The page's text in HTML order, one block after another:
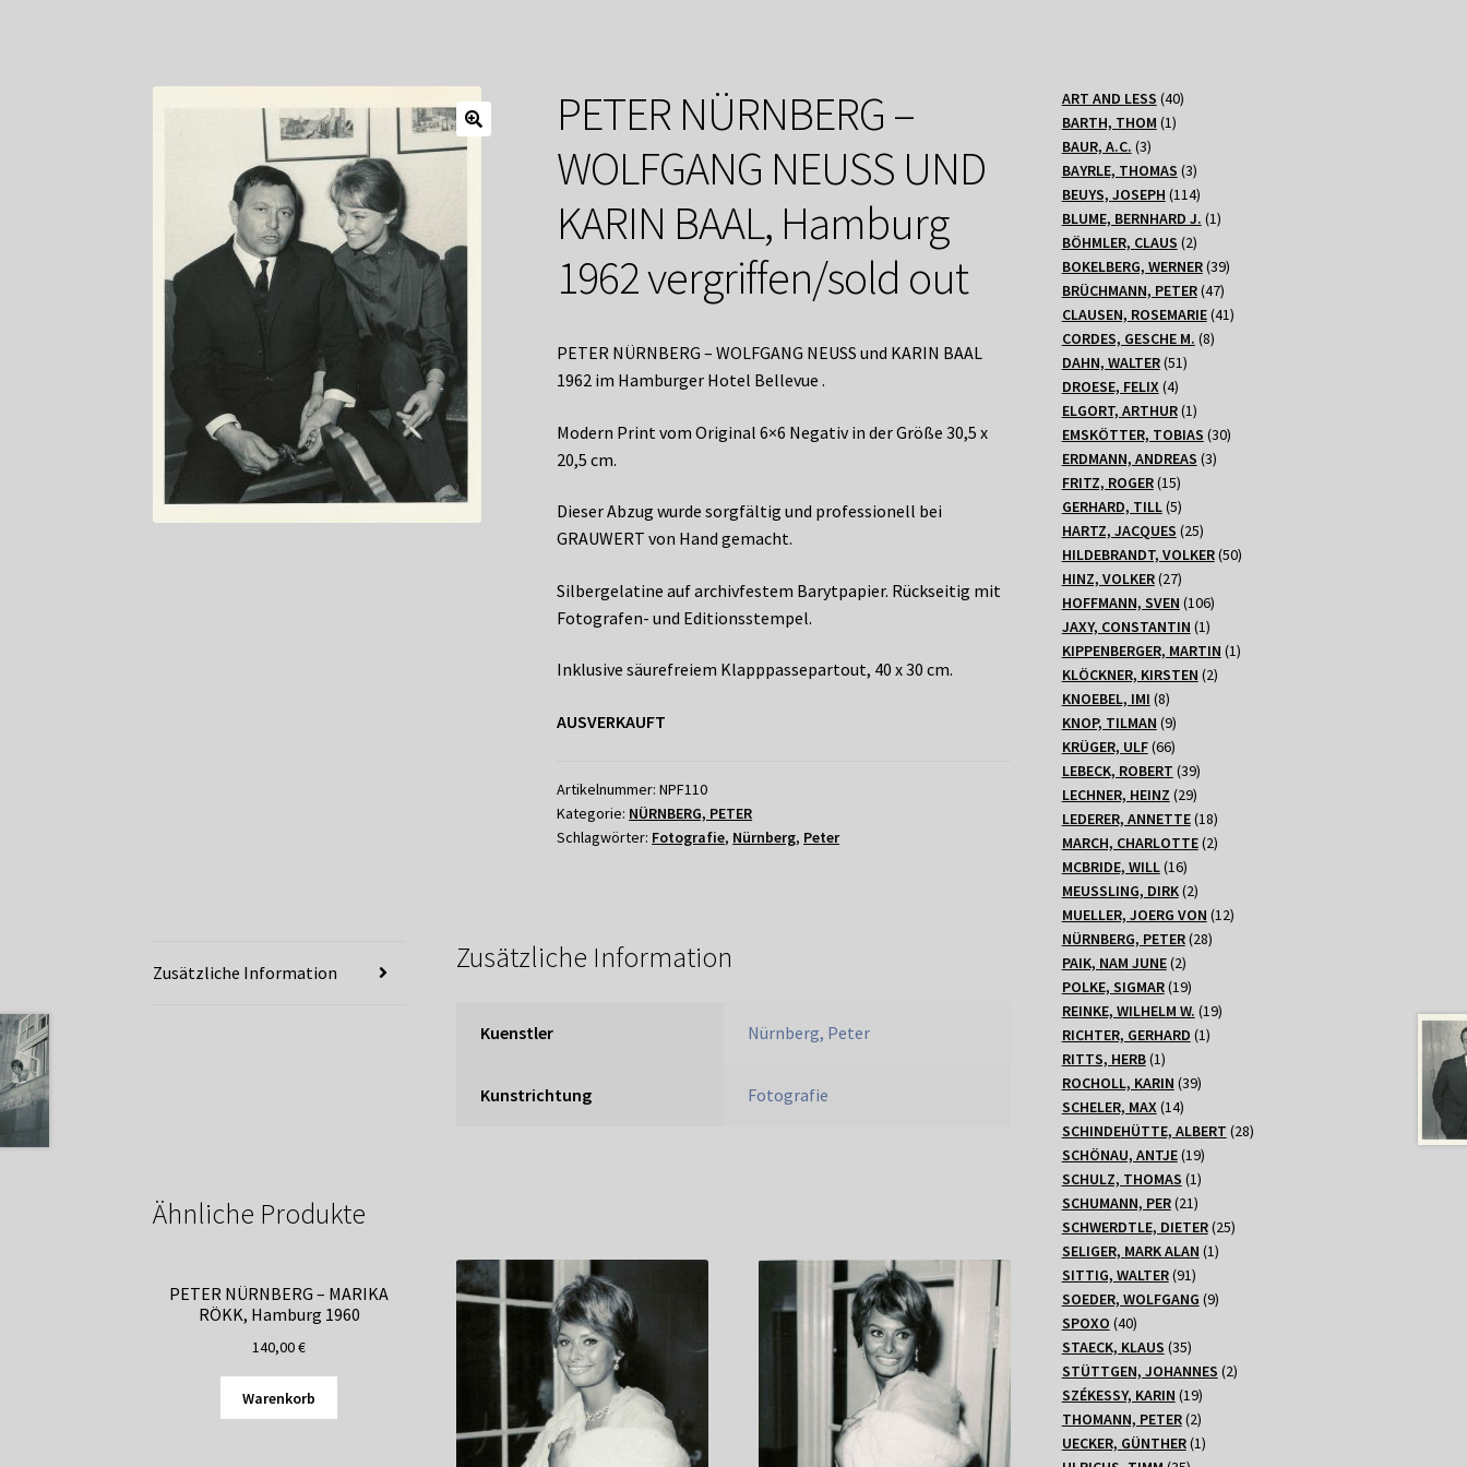
PETER NÜRNBERG –
WOLFGANG NEUSS UND
KARIN BAAL, Hamburg
1962 vergriffen/sold out
PETER NÜRNBERG – WOLFGANG NEUSS und KARIN BAAL
1962 im Hamburger Hotel Bellevue .
Modern Print vom Original 6×6 Negativ in der Größe 30,5 x
20,5 cm.
Dieser Abzug wurde sorgfältig und professionell bei
GRAUWERT von Hand gemacht.
Silbergelatine auf archivfestem Barytpapier. Rückseitig mit
Fotografen- und Editionsstempel.
Inklusive säurefreiem Klapppassepartout, 40 x 30 cm.
AUSVERKAUFT
Artikelnummer:NPF110
Kategorie: NÜRNBERG, PETER
Schlagwörter: Fotografie, Nürnberg, Peter
Zusätzliche Information Zusätzliche Information
Kuenstler Nürnberg, Peter
Kunstrichtung Fotografie
Ähnliche Produkte
PETER NÜRNBERG – MARIKA
RÖKK, Hamburg 1960
140,00€
Warenkorb
ART AND LESS 4040
BARTH, THOM 11
BAUR, A.C. 33
Produkte
BAYRLE, THOMAS 33
Produkte
BEUYS, JOSEPH 114114
Produkte
BLUME, BERNHARD J. 11
BÖHMLER, CLAUS 22
Produkte
BOKELBERG, WERNER 3939
BRÜCHMANN, PETER 4747
Produkte
CLAUSEN, ROSEMARIE 4141
CORDES, GESCHE M. 88
DAHN, WALTER 5151
DROESE, FELIX 44
Produkte
ELGORT, ARTHUR 11
Produkt
EMSKÖTTER, TOBIAS 3030
ERDMANN, ANDREAS 33
FRITZ, ROGER 1515
Produkte
GERHARD, TILL 55
Produkte
HARTZ, JACQUES 2525
Produkte
HILDEBRANDT, VOLKER 5050
HINZ, VOLKER 2727
Produkte
HOFFMANN, SVEN 106106
Produkte
JAXY, CONSTANTIN 11
Produkt
KIPPENBERGER, MARTIN 11
KLÖCKNER, KIRSTEN 22
KNOEBEL, IMI 88
Produkte
KNOP, TILMAN 99
Produkte
KRÜGER, ULF 6666
Produkte
LEBECK, ROBERT 3939
Produkte
LECHNER, HEINZ 2929
Produkte
LEDERER, ANNETTE 1818
Produkte
MARCH, CHARLOTTE 22
MCBRIDE, WILL 1616
Produkte
MEUSSLING, DIRK 22
Produkte
MUELLER, JOERG VON 1212
NÜRNBERG, PETER 2828
PAIK, NAM JUNE 22
Produkte
POLKE, SIGMAR 1919
Produkte
REINKE, WILHELM W. 1919
RICHTER, GERHARD 11
RITTS, HERB 11
Produkt
ROCHOLL, KARIN 3939
SCHELER, MAX 1414
Produkte
SCHINDEHÜTTE, ALBERT 2828
SCHÖNAU, ANTJE 1919
Produkte
SCHULZ, THOMAS 11
Produkt
SCHUMANN, PER 2121
Produkte
SCHWERDTLE, DIETER 2525
SELIGER, MARK ALAN 11
SITTIG, WALTER 9191
Produkte
SOEDER, WOLFGANG 99
SPOXO 4040
Produkte
STAECK, KLAUS 3535
Produkte
STÜTTGEN, JOHANNES 22
SZÉKESSY, KARIN 1919
Produkte
THOMANN, PETER 22
Produkte
UECKER, GÜNTHER 11